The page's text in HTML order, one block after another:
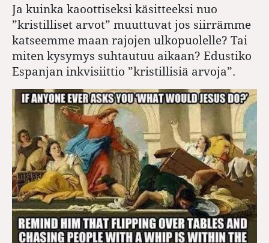
Ja kuinka kaoottiseksi käsitteeksi nuo
”kristilliset arvot” muuttuvat jos siirrämme
katseemme maan rajojen ulkopuolelle? Tai
miten kysymys suhtautuu aikaan? Edustiko
Espanjan inkvisiittio ”kristillisiä arvoja”.